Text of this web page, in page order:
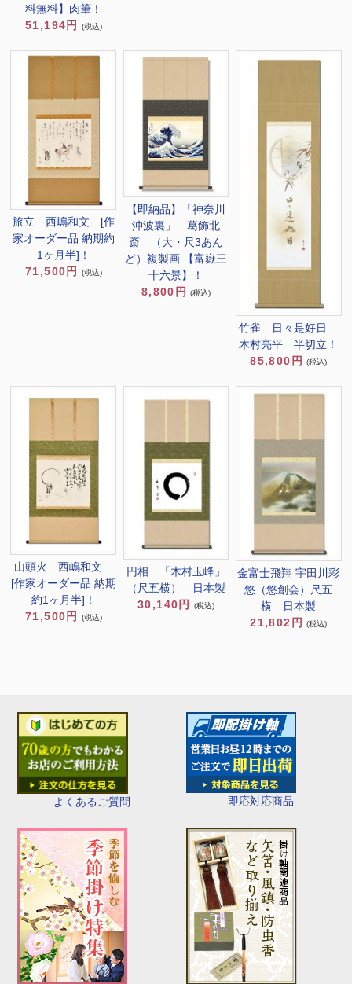
よくあるご質問 即応対応商品
料無料】肉筆！
51,194円
(税込)
旅立 西嶋和文 [作
家オーダー品 納期約
1ヶ月半]！
71,500円
(税込)
【即納品】「神奈川
沖波裏」 葛飾北
斎 （大・尺3あん
ど）複製画 【富嶽三
十六景】！
8,800円 (税込)
竹雀 日々是好日
木村亮平 半切立！
85,800円
(税込)
山頭火 西嶋和文
[作家オーダー品 納期
約1ヶ月半]！
71,500円
(税込)
円相 「木村玉峰」
（尺五横） 日本製
30,140円
(税込)
金富士飛翔 宇田川彩
悠（悠創会）尺五
横 日本製
21,802円
(税込)